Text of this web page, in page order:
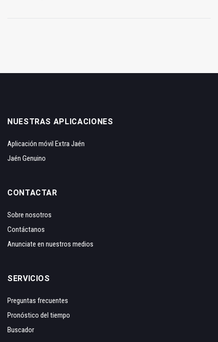
NUESTRAS APLICACIONES
Aplicación móvil Extra Jaén
Jaén Genuino
CONTACTAR
Sobre nosotros
Contáctanos
Anunciate en nuestros medios
SERVICIOS
Preguntas frecuentes
Pronóstico del tiempo
Buscador